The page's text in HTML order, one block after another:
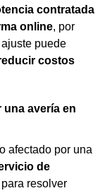
contratada
online, por
ajuste puede
costos
avería en
afectado por una
de
para resolver